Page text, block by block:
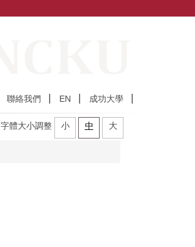
聯絡我們 EN 成功大學
字體大小調整 小 中 大